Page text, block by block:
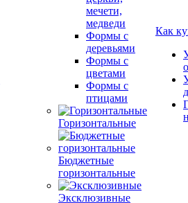
мечети,
медведи
Формы с
деревьями
Формы с
цветами
Формы с
птицами
Горизонтальные
Бюджетные
горизонтальные
Эксклюзивные
Как